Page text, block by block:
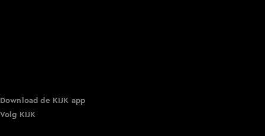
Download de KIJK app
Volg KIJK